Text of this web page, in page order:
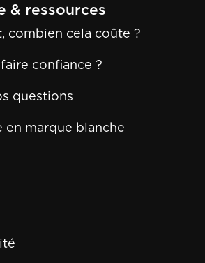
& ressources
combien cela coûte ?
confiance ?
questions
en marque blanche